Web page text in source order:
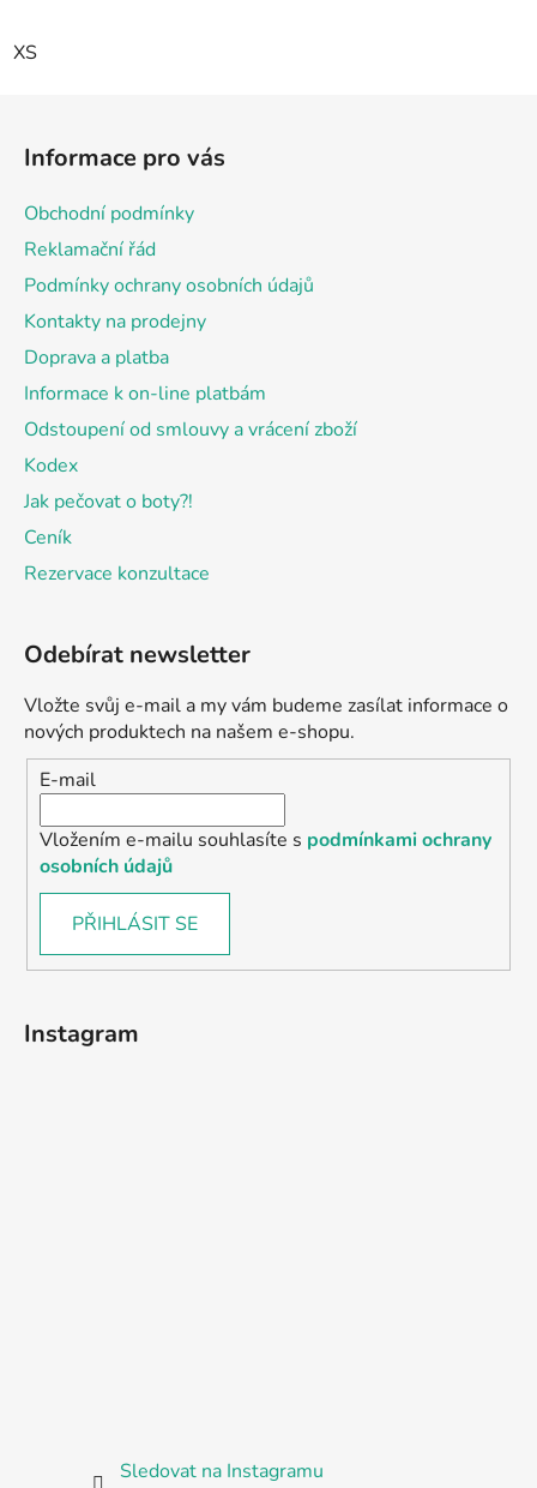
XS
Informace pro vás
Obchodní podmínky
Reklamační řád
Podmínky ochrany osobních údajů
Kontakty na prodejny
Doprava a platba
Informace k on-line platbám
Odstoupení od smlouvy a vrácení zboží
Kodex
Jak pečovat o boty?!
Ceník
Rezervace konzultace
Odebírat newsletter
Vložte svůj e-mail a my vám budeme zasílat informace o
nových produktech na našem e-shopu.
E-mail
Vložením e-mailu souhlasíte s podmínkami ochrany
osobních údajů
PŘIHLÁSIT SE
Instagram
Sledovat na Instagramu